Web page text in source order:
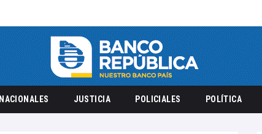
NACIONALES JUSTICIA POLICIALES POLÍTICA